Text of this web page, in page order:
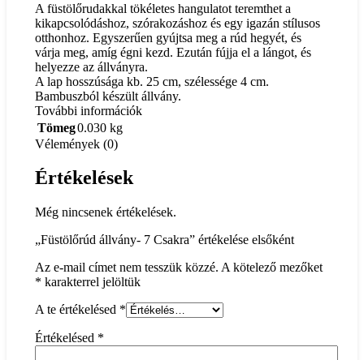
A füstölőrudakkal tökéletes hangulatot teremthet a
kikapcsolódáshoz, szórakozáshoz és egy igazán stílusos
otthonhoz. Egyszerűen gyújtsa meg a rúd hegyét, és
várja meg, amíg égni kezd. Ezután fújja el a lángot, és
helyezze az állványra.
A lap hosszúsága kb. 25 cm, szélessége 4 cm.
Bambuszból készült állvány.
További információk
Tömeg0.030 kg
Vélemények (0)
Értékelések
Még nincsenek értékelések.
„Füstölőrúd állvány- 7 Csakra” értékelése elsőként
Az e-mail címet nem tesszük közzé. A kötelező mezőket
* karakterrel jelöltük
A te értékelésed *
Értékelésed *